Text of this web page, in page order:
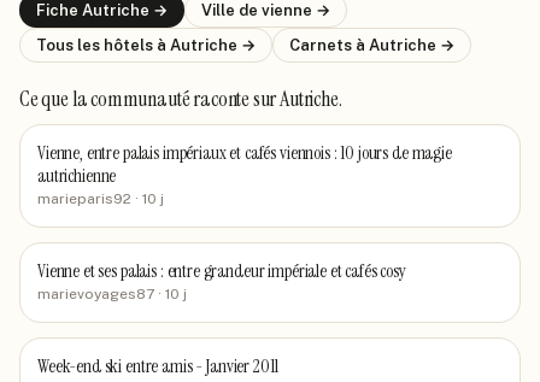
Fiche Autriche → Ville de vienne →
Tous les hôtels à Autriche → Carnets à Autriche →
Ce que la communauté racontesur Autriche.
Vienne, entre palais impériaux et cafés viennois : 10 jours de magie
autrichienne
marieparis92 · 10 j
Vienne et ses palais : entre grandeur impériale et cafés cosy
marievoyages87 · 10 j
Week-end ski entre amis - Janvier 2011